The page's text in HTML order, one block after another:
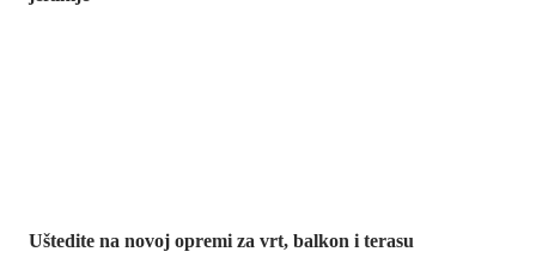
Uštedite na novoj opremi za vrt, balkon i terasu